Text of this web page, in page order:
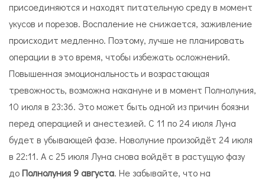
присоединяются и находят питательную среду в момент
укусов и порезов. Воспаление не снижается, заживление
происходит медленно. Поэтому, лучше не планировать
операции в это время, чтобы избежать осложнений.
Повышенная эмоциональность и возрастающая
тревожность, возможна накануне и в момент Полнолуния,
10 июля в 23:36. Это может быть одной из причин боязни
перед операцией и анестезией. С 11 по 24 июля Луна
будет в убывающей фазе. Новолуние произойдёт 24 июля
в 22:11. А с 25 июля Луна снова войдёт в растущую фазу
доПолнолуния 9 августа. Не забывайте, что на